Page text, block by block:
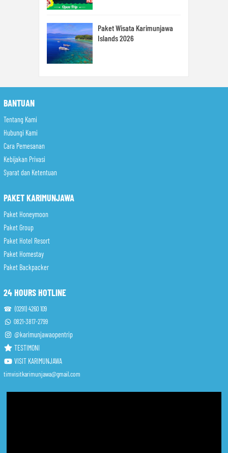
Paket Wisata Karimunjawa
Islands 2026
BANTUAN
Tentang Kami
Hubungi Kami
Cara Pemesanan
Kebijakan Privasi
Syarat dan Ketentuan
PAKET KARIMUNJAWA
Paket Honeymoon
Paket Group
Paket Hotel Resort
Paket Homestay
Paket Backpacker
24 HOURS HOTLINE
☎ (0291) 4260 109
0821-3817-2799
@karimunjawaopentrip
TESTIMONI
VISIT KARIMUNJAWA
timvisitkarimunjawa@gmail.com